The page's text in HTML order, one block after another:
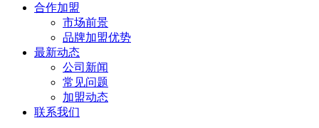
合作加盟
市场前景
品牌加盟优势
最新动态
公司新闻
常见问题
加盟动态
联系我们